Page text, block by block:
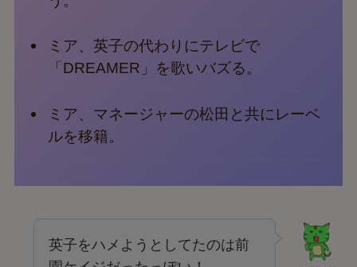
ミア、英子の代わりにテレビで
「DREAMER」を歌いバズる。
ミア、マネージャーの松田と共にレーベ
ルを移籍。
英子をハメようとしてたのは前